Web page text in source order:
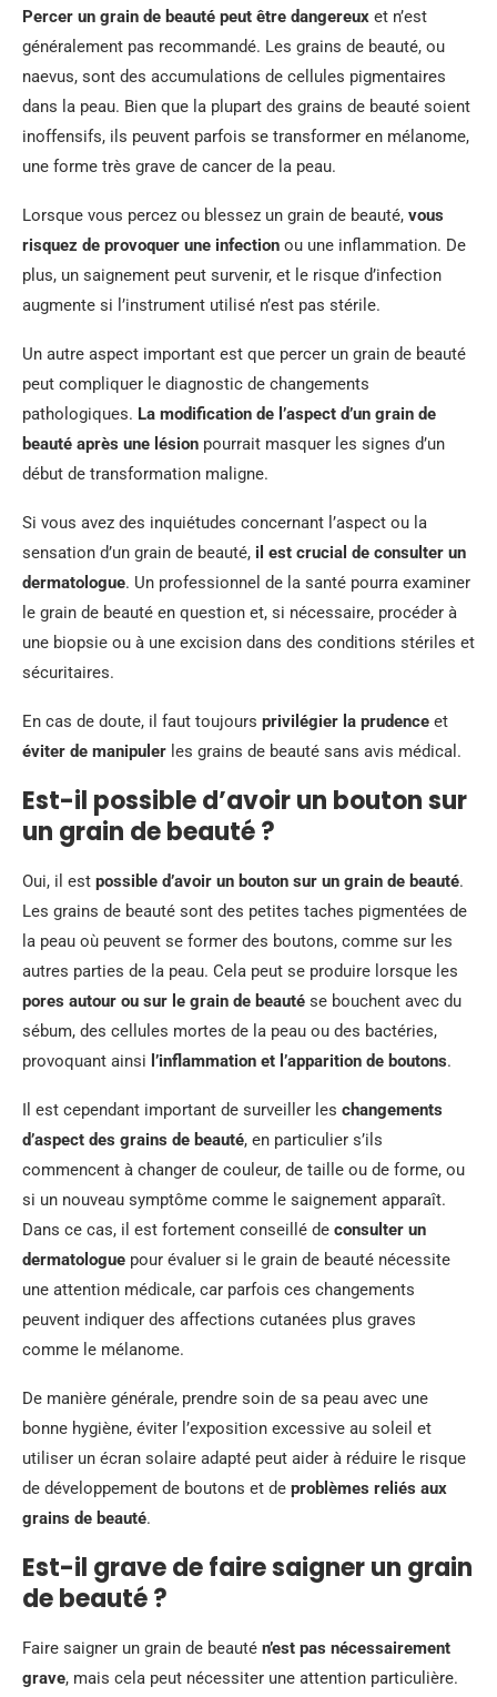
Percer un grain de beauté peut être dangereux et n’est
généralement pas recommandé. Les grains de beauté, ou
naevus, sont des accumulations de cellules pigmentaires
dans la peau. Bien que la plupart des grains de beauté soient
inoffensifs, ils peuvent parfois se transformer en mélanome,
une forme très grave de cancer de la peau.
Lorsque vous percez ou blessez un grain de beauté, vous
risquez de provoquer une infection ou une inflammation. De
plus, un saignement peut survenir, et le risque d’infection
augmente si l’instrument utilisé n’est pas stérile.
Un autre aspect important est que percer un grain de beauté
peut compliquer le diagnostic de changements
pathologiques. La modification de l’aspect d’un grain de
beauté après une lésion pourrait masquer les signes d’un
début de transformation maligne.
Si vous avez des inquiétudes concernant l’aspect ou la
sensation d’un grain de beauté, il est crucial de consulter un
dermatologue. Un professionnel de la santé pourra examiner
le grain de beauté en question et, si nécessaire, procéder à
une biopsie ou à une excision dans des conditions stériles et
sécuritaires.
En cas de doute, il faut toujours privilégier la prudence et
éviter de manipuler les grains de beauté sans avis médical.
Est-il possible d’avoir un bouton sur
un grain de beauté ?
Oui, il est possible d’avoir un bouton sur un grain de beauté.
Les grains de beauté sont des petites taches pigmentées de
la peau où peuvent se former des boutons, comme sur les
autres parties de la peau. Cela peut se produire lorsque les
pores autour ou sur le grain de beauté se bouchent avec du
sébum, des cellules mortes de la peau ou des bactéries,
provoquant ainsi l’inflammation et l’apparition de boutons.
Il est cependant important de surveiller les changements
d’aspect des grains de beauté, en particulier s’ils
commencent à changer de couleur, de taille ou de forme, ou
si un nouveau symptôme comme le saignement apparaît.
Dans ce cas, il est fortement conseillé de consulter un
dermatologue pour évaluer si le grain de beauté nécessite
une attention médicale, car parfois ces changements
peuvent indiquer des affections cutanées plus graves
comme le mélanome.
De manière générale, prendre soin de sa peau avec une
bonne hygiène, éviter l’exposition excessive au soleil et
utiliser un écran solaire adapté peut aider à réduire le risque
de développement de boutons et de problèmes reliés aux
grains de beauté.
Est-il grave de faire saigner un grain
de beauté ?
Faire saigner un grain de beauté n’est pas nécessairement
grave, mais cela peut nécessiter une attention particulière.